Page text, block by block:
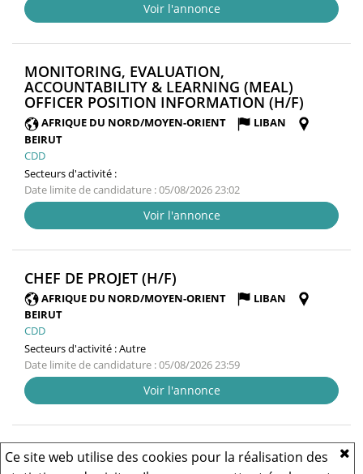
Ce site web utilise des cookies pour la réalisation des
Voir l'annonce
MONITORING, EVALUATION,
ACCOUNTABILITY & LEARNING (MEAL)
OFFICER POSITION INFORMATION (H/F)
AFRIQUE DU NORD/MOYEN-ORIENT
LIBAN
BEIRUT
CDD
Secteurs d'activité :
Date limite de candidature : 05/08/2026 23:02
Voir l'annonce
CHEF DE PROJET (H/F)
FENÊTRE)
AFRIQUE DU NORD/MOYEN-ORIENT
LIBAN
BEIRUT
CDD
Secteurs d'activité :Autre
Date limite de candidature : 05/08/2026 23:59
Voir l'annonce
Résultats 1 - 5 sur5